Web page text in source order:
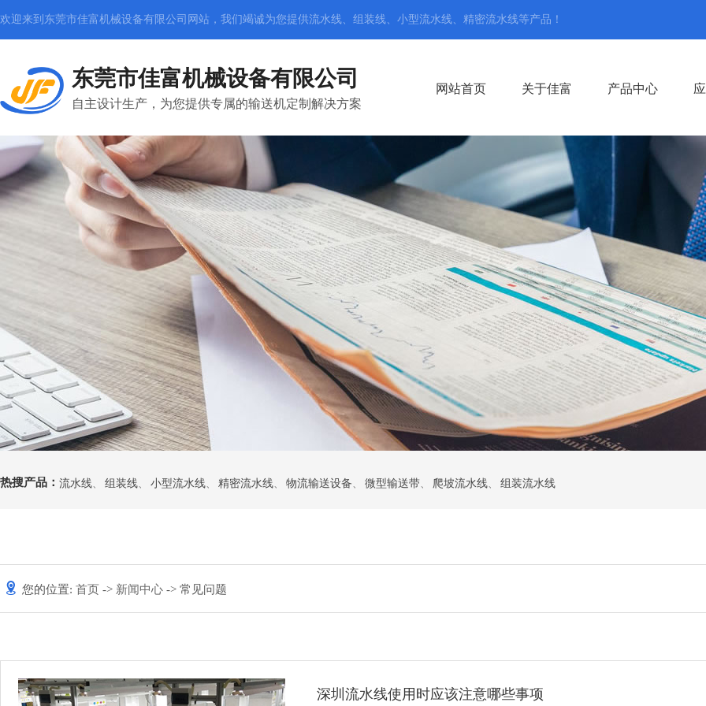
欢迎来到东莞市佳富机械设备有限公司网站，我们竭诚为您提供流水线、组装线、小型流水线、精密流水线等产品！
东莞市佳富机械设备有限公司
自主设计生产，为您提供专属的输送机定制解决方案
网站首页 关于佳富 产品中心
热搜产品： 流水线、 组装线、 小型流水线、 精密流水线、 物流输送设备、 微型输送带、 爬坡流水线、 组装流水线
您的位置: 首页 -> 新闻中心 -> 常见问题
深圳流水线使用时应该注意哪些事项